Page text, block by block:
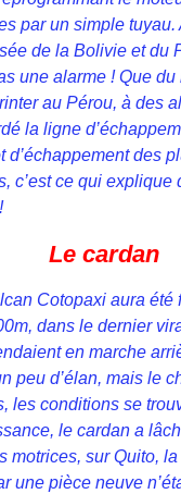
par un simple tuyau.
de la Bolivie et du
une alarme ! Que du
au Pérou, à des
la ligne
d’échappement des
c’est ce qui explique
Le cardan
Cotopaxi aura été
dans le dernier
en marche
peu d’élan, mais le
les conditions se
le cardan a
motrices, sur Quito,
une pièce neuve